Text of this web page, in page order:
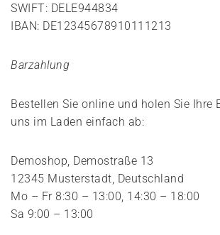
SWIFT: DELE944834
IBAN: DE12345678910111213
Barzahlung
Bestellen Sie online und holen Sie Ihre
uns im Laden einfach ab:
Demoshop, Demostraße 13
12345 Musterstadt, Deutschland
Mo – Fr 8:30 – 13:00, 14:30 – 18:00
Sa 9:00 – 13:00